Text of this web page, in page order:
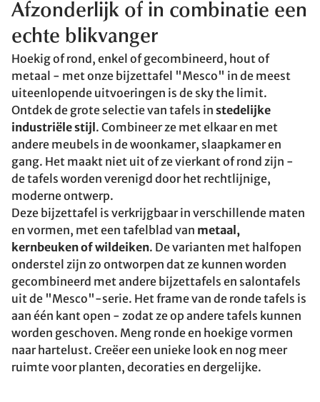
Afzonderlijk of in combinatie een
echte blikvanger
Hoekig of rond, enkel of gecombineerd, hout of
metaal - met onze bijzettafel "Mesco" in de meest
uiteenlopende uitvoeringen is de sky the limit.
Ontdek de grote selectie van tafels in stedelijke
industriële stijl . Combineer ze met elkaar en met
andere meubels in de woonkamer, slaapkamer en
gang. Het maakt niet uit of ze vierkant of rond zijn -
de tafels worden verenigd door het rechtlijnige,
moderne ontwerp.
Deze bijzettafel is verkrijgbaar in verschillende maten
en vormen, met een tafelblad van metaal,
kernbeuken of wildeiken. De varianten met halfopen
onderstel zijn zo ontworpen dat ze kunnen worden
gecombineerd met andere bijzettafels en salontafels
uit de "Mesco"-serie. Het frame van de ronde tafels is
aan één kant open - zodat ze op andere tafels kunnen
worden geschoven. Meng ronde en hoekige vormen
naar hartelust. Creëer een unieke look en nog meer
ruimte voor planten, decoraties en dergelijke.